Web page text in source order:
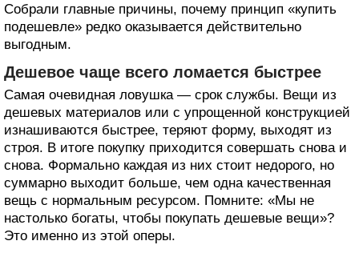
Собрали главные причины, почему принцип «купить
подешевле» редко оказывается действительно
выгодным.
Дешевое чаще всего ломается быстрее
Самая очевидная ловушка — срок службы. Вещи из
дешевых материалов или с упрощенной конструкцией
изнашиваются быстрее, теряют форму, выходят из
строя. В итоге покупку приходится совершать снова и
снова. Формально каждая из них стоит недорого, но
суммарно выходит больше, чем одна качественная
вещь с нормальным ресурсом. Помните: «Мы не
настолько богаты, чтобы покупать дешевые вещи»?
Это именно из этой оперы.